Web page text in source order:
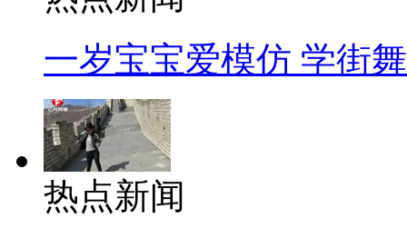
一岁宝宝爱模仿 学街
热点新闻